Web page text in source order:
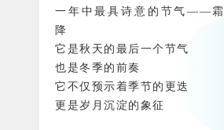
一年中最具诗意的节气——霜
降
它是秋天的最后一个节气
也是冬季的前奏
它不仅预示着季节的更迭
更是岁月沉淀的象征